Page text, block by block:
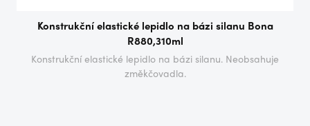
Konstrukční elastické lepidlo na bázi silanu Bona
R880,310ml
Konstrukční elastické lepidlo na bázi silanu. Neobsahuje
změkčovadla.